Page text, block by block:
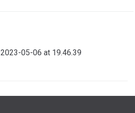
05-06 at 19.46.39